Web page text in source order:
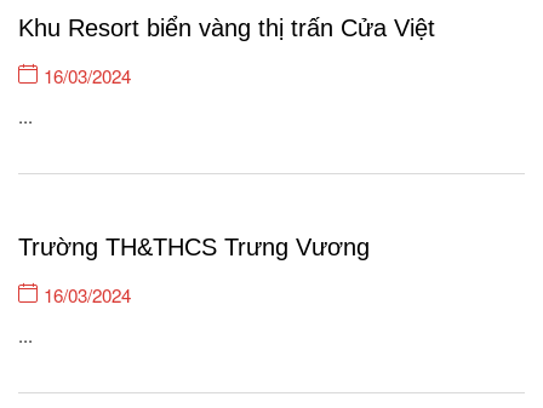
Khu Resort biển vàng thị trấn Cửa Việt
16/03/2024
...
Trường TH&THCS Trưng Vương
16/03/2024
...